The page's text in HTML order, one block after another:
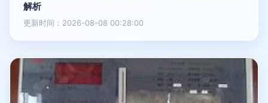
解析
更新时间：2026-08-08 00:28:00